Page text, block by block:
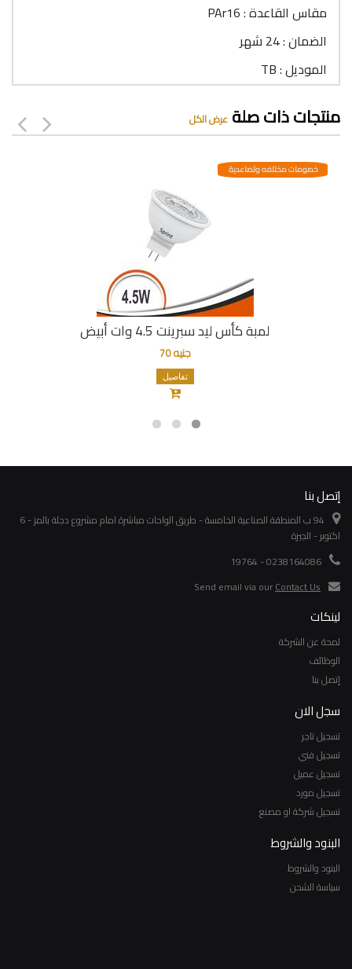
مقاس القاعدة : PAr16
الضمان : 24 شهر
الموديل : TB
منتجات ذات صلة عرض الكل
لمبة كأس ليد سبرينت 4.5 وات أبيض
خصومات مختلفه وتصاعدية
جنيه 70
تفاصيل
إتصل بنا
94 ب المنطقة الصناعية الخامسة - طريق الواحات مباشرة امام مشروع دجلة بالمز - 6
اكتوبر - الجيزة
0238164086 - 19764
Send email via ourContact Us
لينكات
لمحة عن الشركة
الوظائف
إتصل بنا
سجل الان
تسجيل تاجر
تسجيل فني
تسجيل عميل
تسجيل مورد
تسجيل شركة او مصنع
البنود والشروط
البنود والشروط
سياسة الشحن